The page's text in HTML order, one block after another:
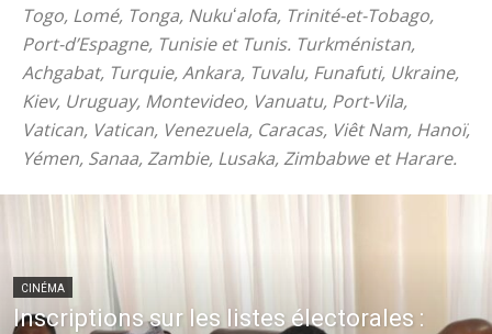
Togo, Lomé, Tonga, Nukuʻalofa, Trinité-et-Tobago,
Port-d’Espagne, Tunisie et Tunis. Turkménistan,
Achgabat, Turquie, Ankara, Tuvalu, Funafuti, Ukraine,
Kiev, Uruguay, Montevideo, Vanuatu, Port-Vila,
Vatican, Vatican, Venezuela, Caracas, Viêt Nam, Hanoï,
Yémen, Sanaa, Zambie, Lusaka, Zimbabwe et Harare.
CINÉMA
Inscriptions sur les listes électorales :